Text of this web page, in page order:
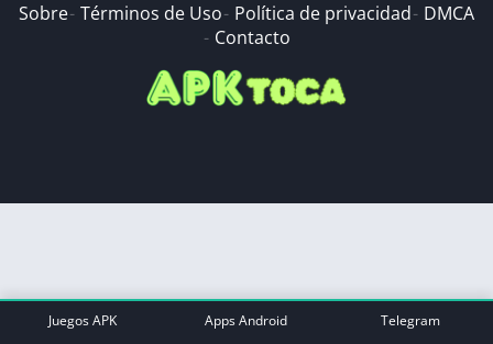
Sobre Términos de Uso Política de privacidad DMCA
Contacto
Juegos APK Apps Android Telegram